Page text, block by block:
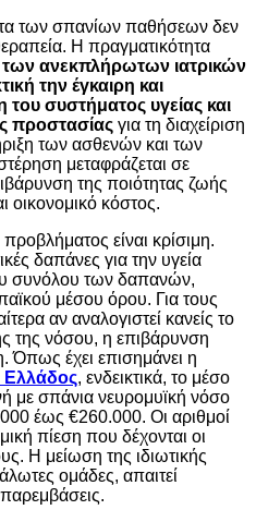
των σπανίων παθήσεων δεν
Η πραγματικότητα
των ανεκπλήρωτων ιατρικών
την έγκαιρη και
συστήματος υγείας και
προστασίας για τη διαχείριση
των ασθενών και των
μεταφράζεται σε
της ποιότητας ζωής
οικονομικό κόστος.
προβλήματος είναι κρίσιμη.
δαπάνες για την υγεία
συνόλου των δαπανών,
μέσου όρου. Για τους
αν αναλογιστεί κανείς το
της νόσου, η επιβάρυνση
Όπως έχει επισημάνει η
, ενδεικτικά, το μέσο
με σπάνια νευρομυϊκή νόσο
έως €260.000. Οι αριθμοί
πίεση που δέχονται οι
Η μείωση της ιδιωτικής
ομάδες, απαιτεί